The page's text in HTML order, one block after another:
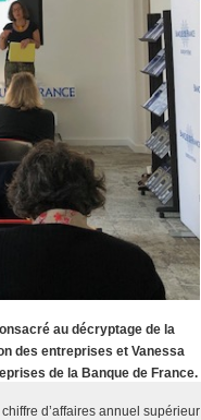
au décryptage de la
des entreprises et Vanessa
de la Banque de France.
d’affaires annuel supérieur